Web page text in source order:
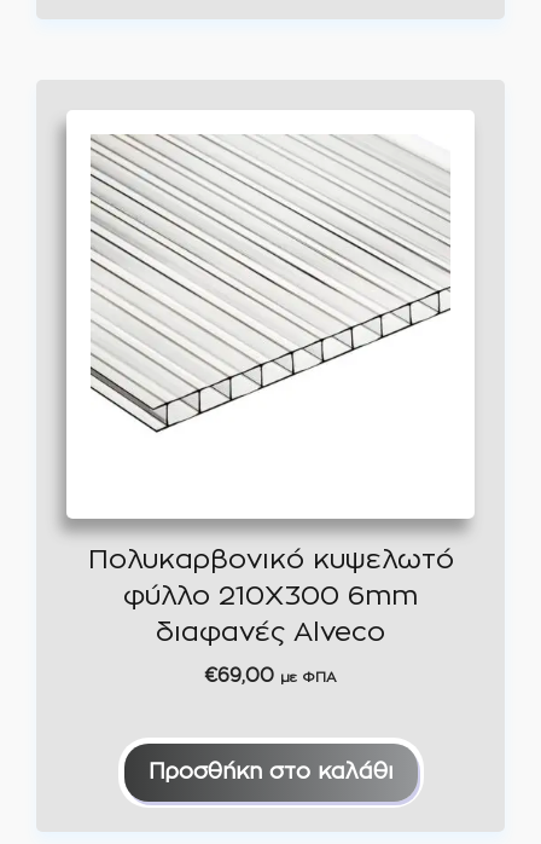
Πολυκαρβονικό κυψελωτό
φύλλο 210Χ300 6mm
διαφανές Alveco
€69,00 με ΦΠΑ
Προσθήκη στο καλάθι